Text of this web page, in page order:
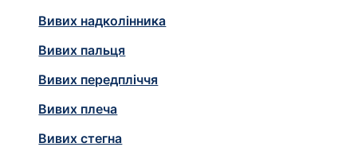
Вивих надколінника
Вивих пальця
Вивих передпліччя
Вивих плеча
Вивих стегна